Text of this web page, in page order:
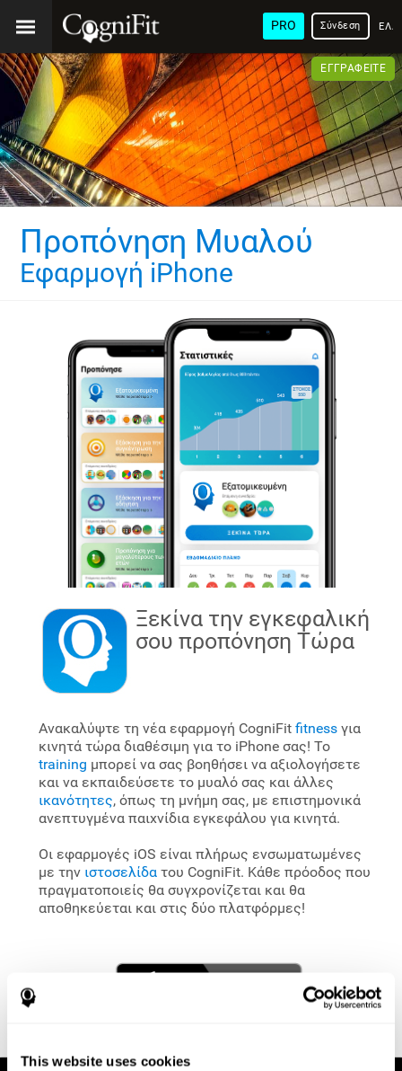
This website uses cookies
PRO Σύνδεση
ΕΓΓΡΑΦΕΊΤΕ
Προπόνηση Μυαλού
Εφαρμογή iPhone
Ξεκίνα την εγκεφαλική
σου προπόνηση Τώρα
Ανακαλύψτε τη νέα εφαρμογή CogniFit fitnessγια
κινητά τώρα διαθέσιμη για το iPhone σας! Το
training μπορεί να σας βοηθήσει να αξιολογήσετε
και να εκπαιδεύσετε το μυαλό σας και άλλες
ικανότητες, όπως τη μνήμη σας, με επιστημονικά
ανεπτυγμένα παιχνίδια εγκεφάλου για κινητά.
Οι εφαρμογές iOS είναι πλήρως ενσωματωμένες
με την ιστοσελίδατου CogniFit. Κάθε πρόοδος που
πραγματοποιείς θα συγχρονίζεται και θα
αποθηκεύεται και στις δύο πλατφόρμες!